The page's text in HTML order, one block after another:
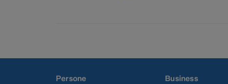
Persone
Business